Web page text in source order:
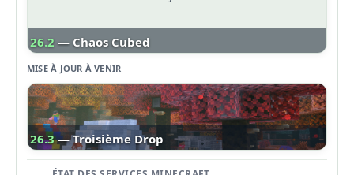
26.2 — Chaos Cubed
MISE À JOUR À VENIR
26.3 — Troisième Drop